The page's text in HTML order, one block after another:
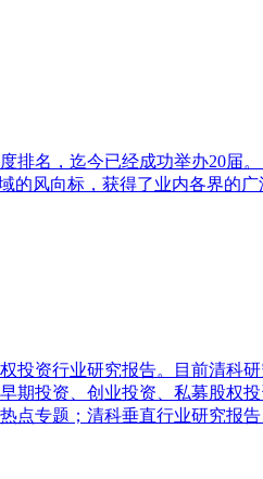
排名，迄今已经成功举办20
风向标，获得了业内各界的广
投资行业研究报告。目前清
期投资、创业投资、私募股权
专题；清科垂直行业研究报